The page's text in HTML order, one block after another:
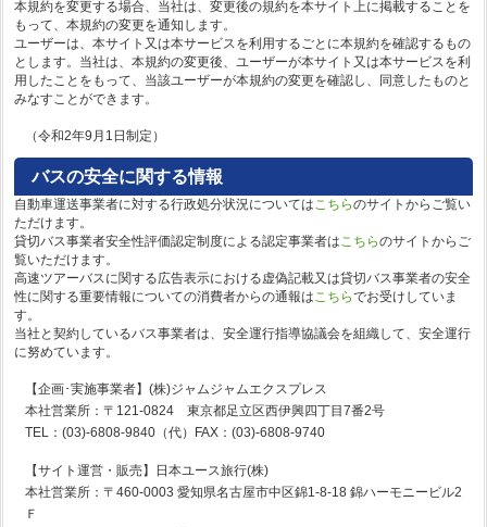
本規約を変更する場合、当社は、変更後の規約を本サイト上に掲載することを
もって、本規約の変更を通知します。
ユーザーは、本サイト又は本サービスを利用するごとに本規約を確認するもの
とします。当社は、本規約の変更後、ユーザーが本サイト又は本サービスを利
用したことをもって、当該ユーザーが本規約の変更を確認し、同意したものと
みなすことができます。
（令和2年9月1日制定）
バスの安全に関する情報
自動車運送事業者に対する行政処分状況についてはこちらのサイトからご覧い
ただけます。
貸切バス事業者安全性評価認定制度による認定事業者はこちらのサイトからご
覧いただけます。
高速ツアーバスに関する広告表示における虚偽記載又は貸切バス事業者の安全
性に関する重要情報についての消費者からの通報はこちらでお受けしていま
す。
当社と契約しているバス事業者は、安全運行指導協議会を組織して、安全運行
に努めています。
【企画･実施事業者】(株)ジャムジャムエクスプレス
本社営業所：〒121-0824 東京都足立区西伊興四丁目7番2号
TEL：(03)-6808-9840（代）FAX：(03)-6808-9740
【サイト運営・販売】日本ユース旅行(株)
本社営業所：〒460-0003 愛知県名古屋市中区錦1-8-18 錦ハーモニービル2
Ｆ